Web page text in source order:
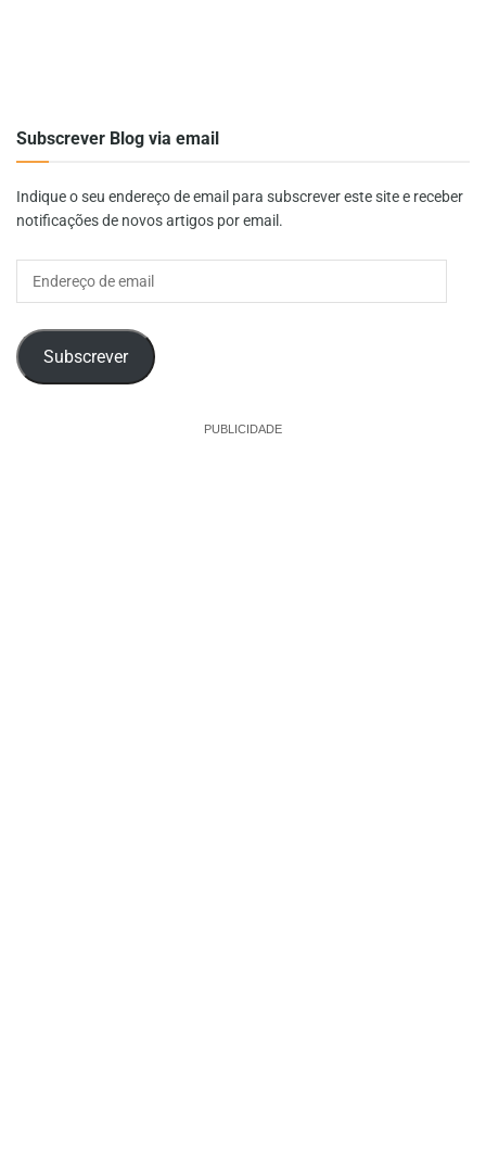
Subscrever Blog via email
Indique o seu endereço de email para subscrever este site e receber
notificações de novos artigos por email.
Subscrever
PUBLICIDADE